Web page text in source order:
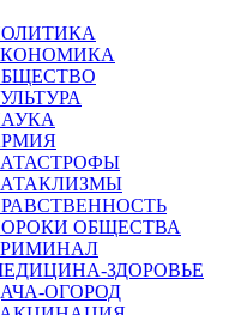
ОБЩЕСТВА
ЗДОРОВЬЕ
ОГОРОД